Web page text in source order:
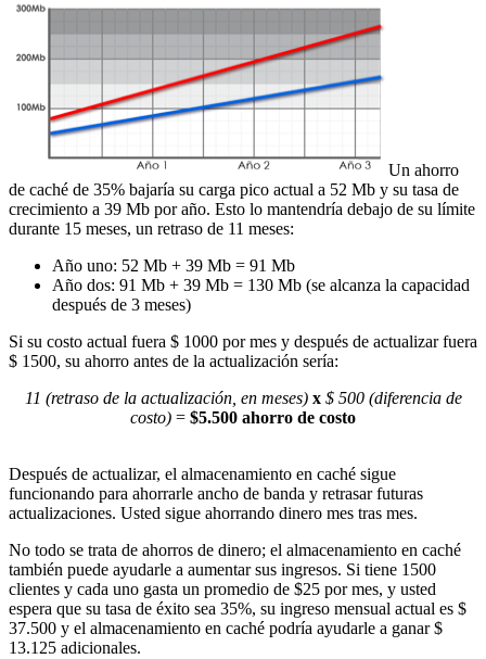
Un ahorro
de caché de 35% bajaría su carga pico actual a 52 Mb y su tasa de
crecimiento a 39 Mb por año. Esto lo mantendría debajo de su límite
durante 15 meses, un retraso de 11 meses:
Año uno: 52 Mb + 39 Mb = 91 Mb
Año dos: 91 Mb + 39 Mb = 130 Mb (se alcanza la capacidad
después de 3 meses)
Si su costo actual fuera $ 1000 por mes y después de actualizar fuera
$ 1500, su ahorro antes de la actualización sería:
11 (retraso de la actualización, en meses)x $ 500 (diferencia de
costo) = $5.500 ahorro de costo
Después de actualizar, el almacenamiento en caché sigue
funcionando para ahorrarle ancho de banda y retrasar futuras
actualizaciones. Usted sigue ahorrando dinero mes tras mes.
No todo se trata de ahorros de dinero; el almacenamiento en caché
también puede ayudarle a aumentar sus ingresos. Si tiene 1500
clientes y cada uno gasta un promedio de $25 por mes, y usted
espera que su tasa de éxito sea 35%, su ingreso mensual actual es $
37.500 y el almacenamiento en caché podría ayudarle a ganar $
13.125 adicionales.